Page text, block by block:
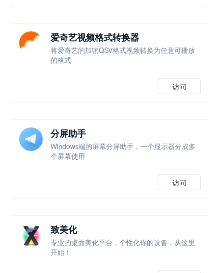
爱奇艺视频格式转换器
将爱奇艺的加密QSV格式视频转换为任意可播放
的格式
访问
分屏助手
Windows端的屏幕分屏助手，一个显示器分成多
个屏幕使用
访问
致美化
专业的桌面美化平台，个性化你的设备，从这里
开始！